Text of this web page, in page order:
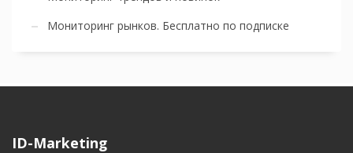
Мониторинг рынков. Бесплатно по подписке
ID-Marketing